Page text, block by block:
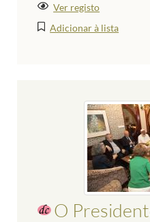
Ver registo
Adicionar à lista
O